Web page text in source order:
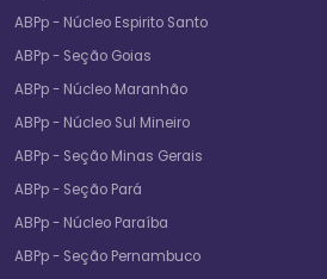
ABPp - Núcleo Espirito Santo
ABPp - Seção Goias
ABPp - Núcleo Maranhão
ABPp - Núcleo Sul Mineiro
ABPp - Seção Minas Gerais
ABPp - Seção Pará
ABPp - Núcleo Paraíba
ABPp - Seção Pernambuco